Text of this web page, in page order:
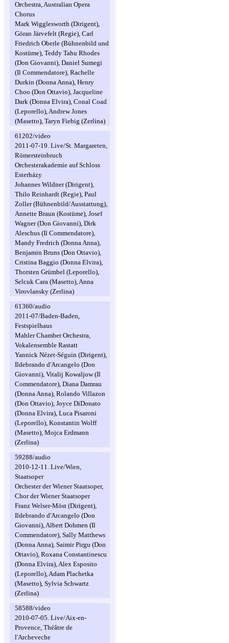
Orchestra, Australian Opera
Chorus
Mark Wigglesworth (Dirigent),
Göran Järvefelt (Regie), Carl
Friedrich Oberle (Bühnenbild und
Kostüme), Teddy Tahu Rhodes
(Don Giovanni), Daniel Sumegi
(Il Commendatore), Rachelle
Durkin (Donna Anna), Henry
Choo (Don Ottavio), Jacqueline
Dark (Donna Elvira), Conal Coad
(Leporello), Andrew Jones
(Masetto), Taryn Fiebig (Zerlina)
61202/video
2011-07-19. Live/St. Margareten,
Römersteinbruch
Orchesterakademie auf Schloss
Esterházy
Johannes Wildner (Dirigent),
Thilo Reinhardt (Regie), Paul
Zoller (Bühnenbild/Ausstattung),
Annette Braun (Kostüme), Josef
Wagner (Don Giovanni), Dirk
Aleschus (Il Commendatore),
Mandy Fredrich (Donna Anna),
Benjamin Bruns (Don Ottavio),
Cristina Baggio (Donna Elvira),
Thorsten Grümbel (Leporello),
Selcuk Cara (Masetto), Anna
Virovlansky (Zerlina)
61360/audio
2011-07/Baden-Baden,
Festspielhaus
Mahler Chamber Orchestra,
Vokalensemble Rastatt
Yannick Nézet-Séguin (Dirigent),
Ildebrando d'Arcangelo (Don
Giovanni), Vitalij Kowaljow (Il
Commendatore), Diana Damrau
(Donna Anna), Rolando Villazon
(Don Ottavio), Joyce DiDonato
(Donna Elvira), Luca Pisaroni
(Leporello), Konstantin Wolff
(Masetto), Mojca Erdmann
(Zerlina)
59288/audio
2010-12-11. Live/Wien,
Staatsoper
Orchester der Wiener Staatsoper,
Chor der Wiener Staatsoper
Franz Welser-Möst (Dirigent),
Ildebrando d'Arcangelo (Don
Giovanni), Albert Dohmen (Il
Commendatore), Sally Matthews
(Donna Anna), Saimir Pirgu (Don
Ottavio), Roxana Constantinescu
(Donna Elvira), Alex Esposito
(Leporello), Adam Plachetka
(Masetto), Sylvia Schwartz
(Zerlina)
58588/video
2010-07-05. Live/Aix-en-
Provence, Théâtre de
l'Archeveche